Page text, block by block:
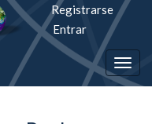
Registrarse
Entrar